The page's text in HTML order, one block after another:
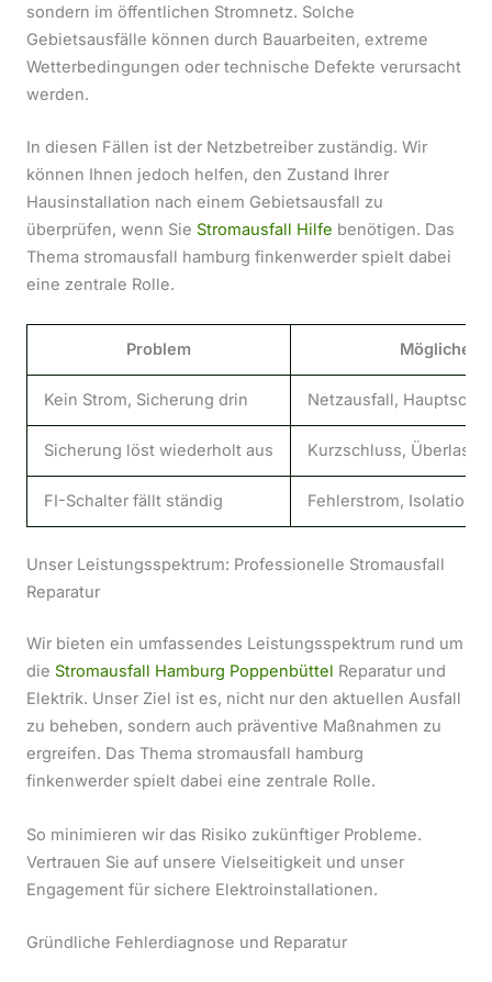
sondern im öffentlichen Stromnetz. Solche
Gebietsausfälle können durch Bauarbeiten, extreme
Wetterbedingungen oder technische Defekte verursacht
werden.
In diesen Fällen ist der Netzbetreiber zuständig. Wir
können Ihnen jedoch helfen, den Zustand Ihrer
Hausinstallation nach einem Gebietsausfall zu
überprüfen, wenn Sie Stromausfall Hilfe benötigen. Das
Thema stromausfall hamburg finkenwerder spielt dabei
eine zentrale Rolle.
Problem Mögliche
Kein Strom, Sicherung drin Netzausfall,
Sicherung löst wiederholt aus Kurzschluss,
FI-Schalter fällt ständig Fehlerstrom,
Unser Leistungsspektrum: Professionelle Stromausfall
Reparatur
Wir bieten ein umfassendes Leistungsspektrum rund um
die Stromausfall Hamburg Poppenbüttel Reparatur und
Elektrik. Unser Ziel ist es, nicht nur den aktuellen Ausfall
zu beheben, sondern auch präventive Maßnahmen zu
ergreifen. Das Thema stromausfall hamburg
finkenwerder spielt dabei eine zentrale Rolle.
So minimieren wir das Risiko zukünftiger Probleme.
Vertrauen Sie auf unsere Vielseitigkeit und unser
Engagement für sichere Elektroinstallationen.
Gründliche Fehlerdiagnose und Reparatur